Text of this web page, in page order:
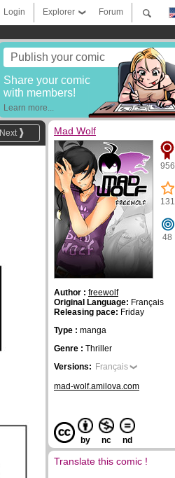
Forum
Explorer
Login
Publish your comic
Share your comic
with members!
Learn more...
Next Mad Wolf
956
131
48
Author : freewolf
Original Language: Français
Releasing pace: Friday
Type : manga
Genre : Thriller
Versions: Français
mad-wolf.amilova.com
by nc nd
Translate this comic !